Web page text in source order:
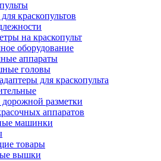
краскопультов
на краскопульт
оборудование
аппараты
головы
для краскопульта
разметки
аппаратов
машинки
товары
вышки